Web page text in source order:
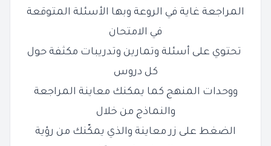
المراجعة غاية في الروعة وبها الأسئلة المتوقعة
في الامتحان
تحتوي على أسئلة وتمارين وتدريبات مكثفة حول
كل دروس
ووحدات المنهج كما يمكنك معاينة المراجعة
والنماذج من خلال
الضغط على زر معاينة والذي يمكّنك من رؤية